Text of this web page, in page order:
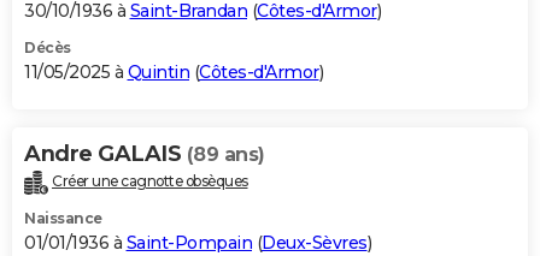
30/10/1936 à Saint-Brandan (Côtes-d'Armor)
Décès
11/05/2025 à Quintin (Côtes-d'Armor)
Andre GALAIS (89 ans)
Créer une cagnotte obsèques
Naissance
01/01/1936 à Saint-Pompain (Deux-Sèvres)